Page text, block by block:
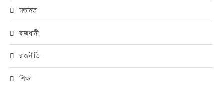
মতামত
রাজধানী
রাজনীতি
শিক্ষা